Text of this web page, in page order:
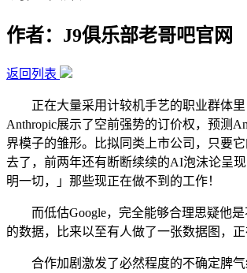
作者：J9俱乐部老哥吧官网
返回列表
正在大量采用计较机手艺的职业群体里
Anthropic展示了空前强势的订价权，预测
界模子的雏形。比拟同类上市公司，只要
去了，前两年还有断断续续的AI泡沫论呈
明一切，」那些现正在做不到的工作！
而低估Google，完全能够合理思疑他是
的数据，比来以至有人做了一张数据图，
合作加剧激发了必然程度的不确定脾气